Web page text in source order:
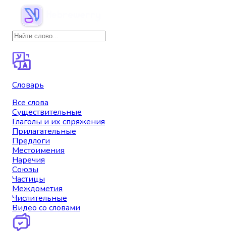
Словарь
Все слова
Существительные
Глаголы и их спряжения
Прилагательные
Предлоги
Местоимения
Наречия
Союзы
Частицы
Междометия
Числительные
Видео со словами